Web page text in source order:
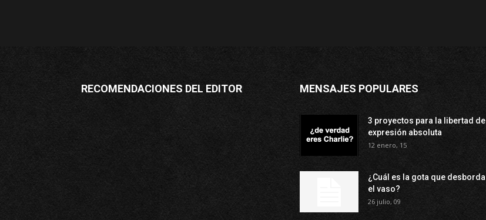
RECOMENDACIONES DEL EDITOR MENSAJES POPULARES
3 proyectos para la libertad de
expresión absoluta
12 enero, 15
¿Cuál es la gota que desborda
el vaso?
26 julio, 09